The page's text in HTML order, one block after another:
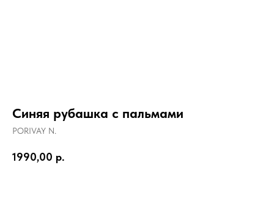
Синяя рубашка с пальмами
PORIVAY N.
1990,00 р.